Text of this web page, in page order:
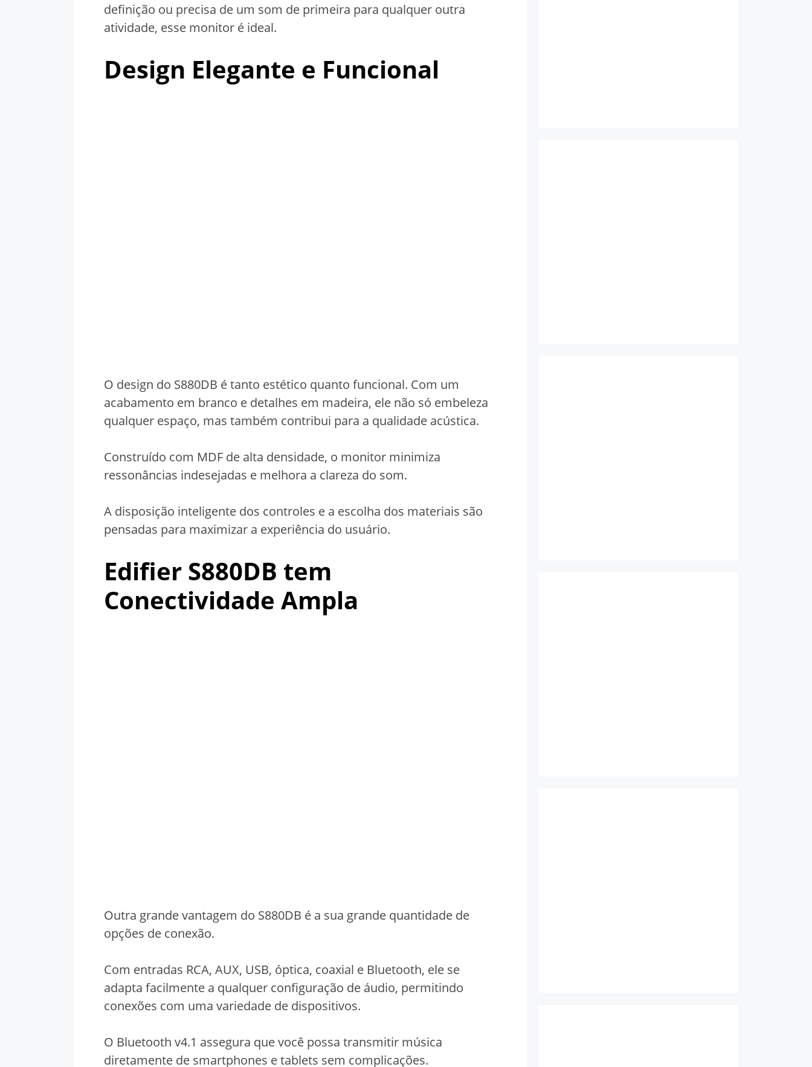
definição ou precisa de um som de primeira para qualquer outra
atividade, esse monitor é ideal.
Design Elegante e Funcional
O design do S880DB é tanto estético quanto funcional. Com um
acabamento em branco e detalhes em madeira, ele não só embeleza
qualquer espaço, mas também contribui para a qualidade acústica.
Construído com MDF de alta densidade, o monitor minimiza
ressonâncias indesejadas e melhora a clareza do som.
A disposição inteligente dos controles e a escolha dos materiais são
pensadas para maximizar a experiência do usuário.
Edifier S880DB tem
Conectividade Ampla
Outra grande vantagem do S880DB é a sua grande quantidade de
opções de conexão.
Com entradas RCA, AUX, USB, óptica, coaxial e Bluetooth, ele se
adapta facilmente a qualquer configuração de áudio, permitindo
conexões com uma variedade de dispositivos.
O Bluetooth v4.1 assegura que você possa transmitir música
diretamente de smartphones e tablets sem complicações.